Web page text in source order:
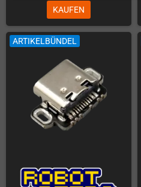
KAUFEN
ARTIKELBÜNDEL